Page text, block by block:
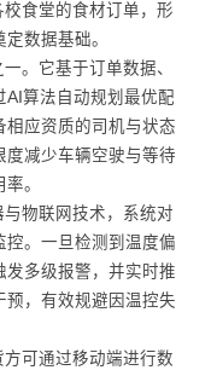
食堂的食材订单，形
数据基础。
。它基于订单数据、
AI算法自动规划最优配
相应资质的司机与状态
度减少车辆空驶与等待
。
物联网技术，系统对
控。一旦检测到温度偏
发多级报警，并实时推
预，有效规避因温控失
可通过移动端进行数